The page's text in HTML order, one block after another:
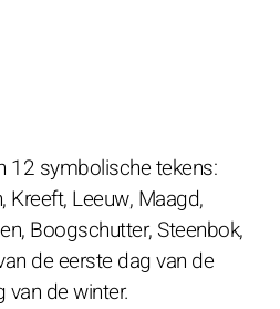
12 symbolische tekens:
Kreeft, Leeuw, Maagd,
Boogschutter, Steenbok,
de eerste dag van de
de winter.